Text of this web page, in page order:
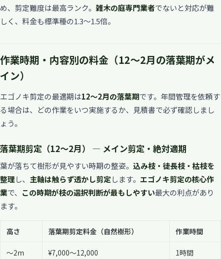
め、剪定難度は最高ランク。 雑木の庭専門業者でないと対応が難
しく、料金も標準種の1.3〜1.5倍。
作業時期・内容別の料金（12〜2月の落葉期がメ
イン）
エゴノキ剪定の最適期は12〜2月の落葉期です。年間管理を依頼す
る場合は、どの作業をいつ実施するか、見積書で必ず確認しまし
ょう。
落葉期剪定（12〜2月） — メイン剪定・絶対適期
葉が落ちて樹形が見やすい時期の整姿。 込み枝・徒長枝・枯枝を
整理し、 主軸は触らず透かし剪定します。 エゴノキ剪定の核心作
業で、 この時期が枝の選択判断が最もしやすい最大の利点があり
ます。
高さ 落葉期剪定料金（自然樹形） 作業時間
〜2m ¥7,000〜12,000 1時間